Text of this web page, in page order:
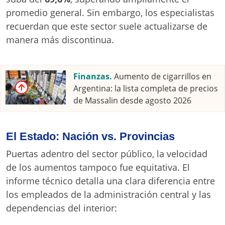
promedio general. Sin embargo, los especialistas
recuerdan que este sector suele actualizarse de
manera más discontinua.
Finanzas. Aumento de cigarrillos en
Argentina: la lista completa de precios
de Massalin desde agosto 2026
El Estado: Nación vs. Provincias
Puertas adentro del sector público, la velocidad
de los aumentos tampoco fue equitativa. El
informe técnico detalla una clara diferencia entre
los empleados de la administración central y las
dependencias del interior: